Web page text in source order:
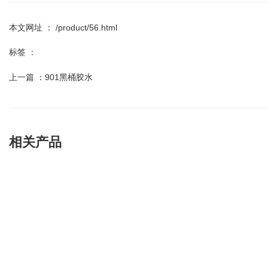
本文网址 ： /product/56.html
标签 ：
上一篇 ： 901黑桶胶水
相关产品